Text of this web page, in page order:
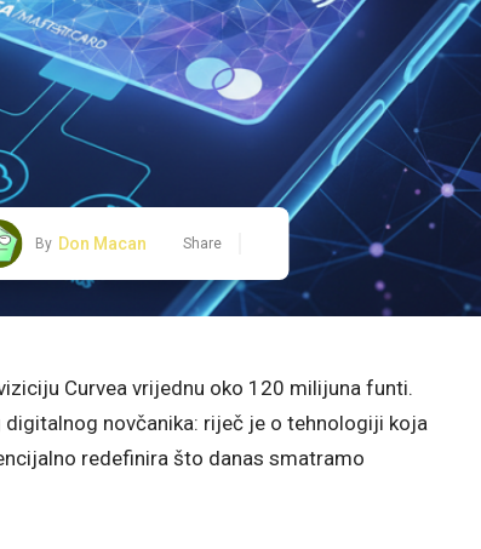
By Don Macan Share
Curvea vrijednu oko 120 milijuna funti.
novčanika: riječ je o tehnologiji koja
redefinira što danas smatramo